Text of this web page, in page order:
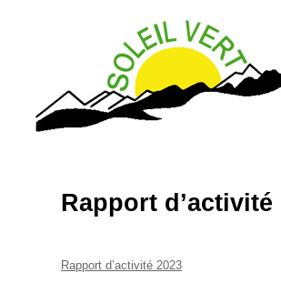
Rapport
Rapport d’activité 2023